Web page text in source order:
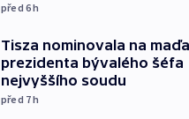
před 6h
Tisza nominovala na
prezidenta bývalého šéfa
nejvyššího soudu
před 7h